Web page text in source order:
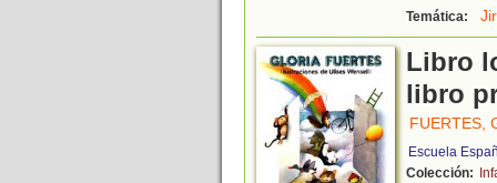
Temática:
Libro
libro
FUERTES,
Escuela
Colección: